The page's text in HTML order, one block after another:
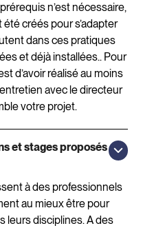
n’est nécessaire,
créés pour s’adapter
dans ces pratiques
et déjà installées.. Pour
d’avoir réalisé au moins
avec le directeur
votre projet.
et stages proposés
à des professionnels
au mieux être pour
leurs disciplines. A des